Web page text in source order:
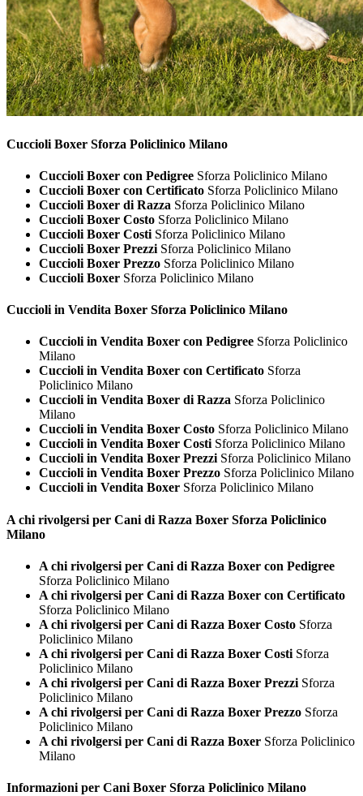
Cuccioli Boxer Sforza Policlinico Milano
Cuccioli Boxer con Pedigree Sforza Policlinico Milano
Cuccioli Boxer con Certificato Sforza Policlinico Milano
Cuccioli Boxer di Razza Sforza Policlinico Milano
Cuccioli Boxer Costo Sforza Policlinico Milano
Cuccioli Boxer Costi Sforza Policlinico Milano
Cuccioli Boxer Prezzi Sforza Policlinico Milano
Cuccioli Boxer Prezzo Sforza Policlinico Milano
Cuccioli Boxer Sforza Policlinico Milano
Cuccioli in Vendita Boxer Sforza Policlinico Milano
Cuccioli in Vendita Boxer con Pedigree Sforza Policlinico
Milano
Cuccioli in Vendita Boxer con Certificato Sforza
Policlinico Milano
Cuccioli in Vendita Boxer di Razza Sforza Policlinico
Milano
Cuccioli in Vendita Boxer Costo Sforza Policlinico Milano
Cuccioli in Vendita Boxer Costi Sforza Policlinico Milano
Cuccioli in Vendita Boxer Prezzi Sforza Policlinico Milano
Cuccioli in Vendita Boxer Prezzo Sforza Policlinico Milano
Cuccioli in Vendita Boxer Sforza Policlinico Milano
A chi rivolgersi per Cani di Razza Boxer Sforza Policlinico
Milano
A chi rivolgersi per Cani di Razza Boxer con Pedigree
Sforza Policlinico Milano
A chi rivolgersi per Cani di Razza Boxer con Certificato
Sforza Policlinico Milano
A chi rivolgersi per Cani di Razza Boxer Costo Sforza
Policlinico Milano
A chi rivolgersi per Cani di Razza Boxer Costi Sforza
Policlinico Milano
A chi rivolgersi per Cani di Razza Boxer Prezzi Sforza
Policlinico Milano
A chi rivolgersi per Cani di Razza Boxer Prezzo Sforza
Policlinico Milano
A chi rivolgersi per Cani di Razza Boxer Sforza Policlinico
Milano
Informazioni per Cani Boxer Sforza Policlinico Milano